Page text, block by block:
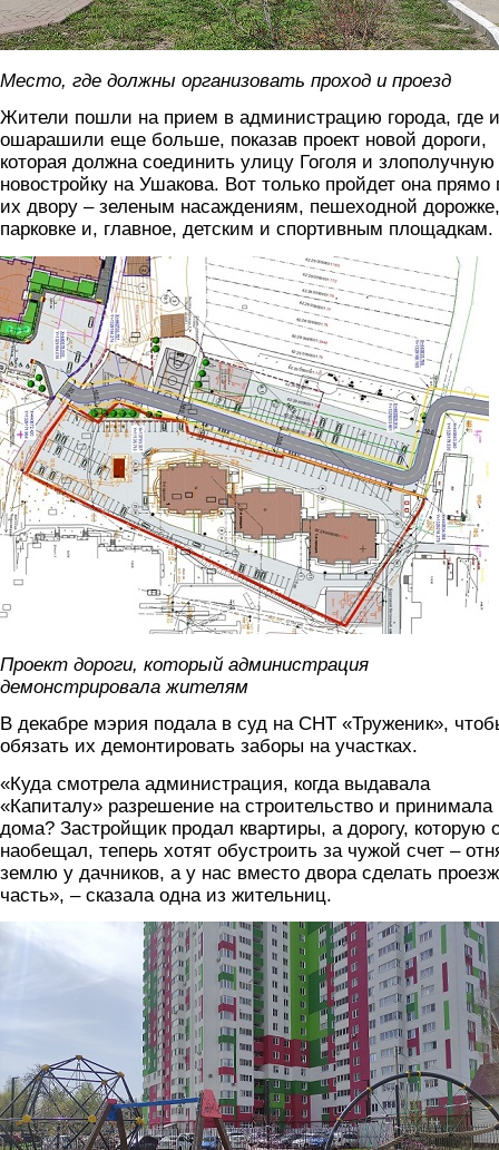
Место, где должны организовать проход и проезд
Жители пошли на прием в администрацию города, где
ошарашили еще больше, показав проект новой дороги,
которая должна соединить улицу Гоголя и злополучную
новостройку на Ушакова. Вот только пройдет она прямо
их двору – зеленым насаждениям, пешеходной дорожке,
парковке и, главное, детским и спортивным площадкам.
foto3.jpg
Проект дороги, который администрация
демонстрировала жителям
В декабре мэрия подала в суд на СНТ «Труженик»,
обязать их демонтировать заборы на участках.
«Куда смотрела администрация, когда выдавала
«Капиталу» разрешение на строительство и принимала
дома? Застройщик продал квартиры, а дорогу, которую
наобещал, теперь хотят обустроить за чужой счет –
землю у дачников, а у нас вместо двора сделать
часть», – сказала одна из жительниц.
foto.jpg